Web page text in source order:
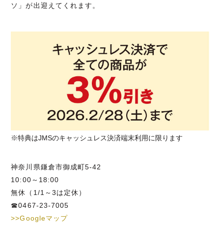
ソ」が出迎えてくれます。
※特典はJMSのキャッシュレス決済端末利用に限ります
神奈川県鎌倉市御成町5-42
10:00～18:00
無休（1/1～3は定休）
☎0467-23-7005
>>Googleマップ